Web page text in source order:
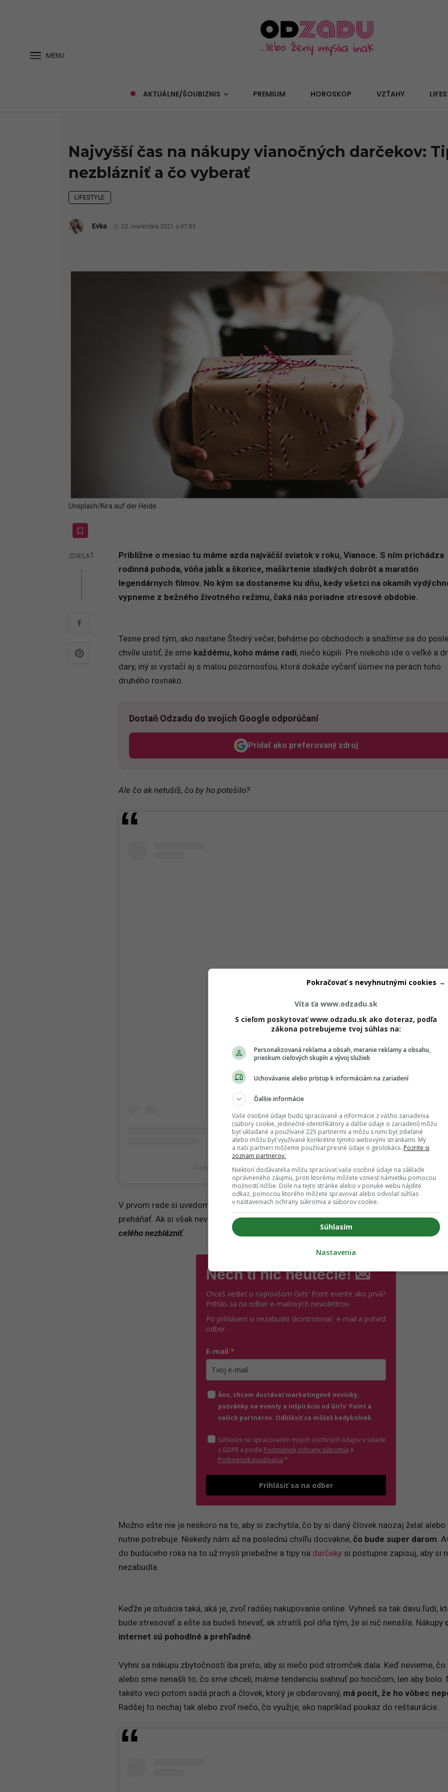
MENU
AKTUÁLNE/ŠOUBIZNIS PREMIUM HOROSKOP VZŤAHY
Najvyšší čas na nákupy vianočných darčekov:
nezblázniť a čo vyberať
LIFESTYLE
Evka 22. novembra 2021 o 07:05
Unsplash/Kira auf der Heide
ZDIEĽAŤ
Približne o mesiac tu máme azda najväčší sviatok v roku, Vianoce. S ním prichádza
rodinná pohoda, vôňa jabĺk a škorice, maškrtenie sladkých dobrôt a maratón
legendárnych filmov. No kým sa dostaneme ku dňu, kedy všetci na okamih
vypneme z bežného životného režimu, čaká nás poriadne stresové obdobie.
Tesne pred tým, ako nastane Štedrý večer, beháme po obchodoch a snažíme sa do
chvíle uistiť, že sme každému, koho máme radi, niečo kúpili. Pre niekoho ide o veľké a
dary, iný si vystačí aj s malou pozornosťou, ktorá dokáže vyčariť úsmev na perách toho
druhého rovnako.
Dostaň Odzadu do svojich Google odporúčaní
Pridať ako preferovaný zdroj
Odzadu, odkaz sa otvorí v novom okne
Ale čo ak netušíš, čo by ho potešilo?
View this post on Instagram
A post shared by Melanade Beauty (@melanade_beauty)
V prvom rade si uvedom, že celý tento sviatok nie je odarčekocha naozaj to s nimi
preháňať. Ak si však nevieš dať rady ani s jedným, máme pre tebazopár tipov, ako sa z
celého nezblázniť.
Nech ti nič neutečie! 💌
Chceš vedieť o najnovšom Girls' Point evente ako prvá?
Prihlás sa na odber e-mailových newslettrov.
Po prihlásení si nezabudni skontrolovať e-mail a potvrď
odber.
E-mail *
Áno, chcem dostávať marketingové novinky,
pozvánky na eventy a inšpiráciu od Girls' Point a
vašich partnerov. Odhlásiť sa môžeš kedykoľvek.
Súhlasím so spracovaním mojich osobných údajov v súlade
s GDPR a podľa Podmienok ochrany súkromia (otvorí sa v novom okne)
a
Podmienok používania(otvorí sa v novom okne)
.*
Prihlásiť sa na odber
Možno ešte nie je neskoro na to, aby si zachytila, čo by si daný človek naozaj želal alebo
nutne potrebuje. Niekedy nám až na poslednú chvíľu docvakne, čo bude super darom.
do budúceho roka na to už mysli priebežne a tipy na darčeky si postupne zapisuj, aby si
nezabudla.
Keďže je situácia taká, aká je, zvoľ radšej nakupovanie online. Vyhneš sa tak davu ľudí,
bude stresovať a ešte sa budeš hnevať, ak stratíš pol dňa tým, že si nič nenašla. Nákupy
internet sú pohodlné a prehľadné
Vyhni sa nákupu zbytočností iba preto, aby si niečo pod stromček dala. Keď nevieme, čo
alebo sme nenašli to, čo sme chceli, máme tendenciu siahnuť po hocičom, len aby bolo.
takéto veci potom sadá prach a človek, ktorý je obdarovaný, má pocit, že ho vôbec
Radšej to nechaj tak alebo zvoľ niečo, čo využije, ako napríklad poukaz do reštaurácie.
Víta ťa www.odzadu.sk
S cieľom poskytovať www.odzadu.sk ako doteraz, podľa
zákona potrebujeme tvoj súhlas na:
Personalizovaná reklama a obsah, meranie reklamy a obsahu,
prieskum cieľových skupín a vývoj služieb
Uchovávanie alebo prístup k informáciám na zariadení
Ďalšie informácie
Vaše osobné údaje budú spracúvané a informácie z vášho zariadenia
(súbory cookie, jedinečné identifikátory a ďalšie údaje o zariadení) môžu
byť ukladané a používané 225 partnermi a môžu s nimi byť zdieľané
alebo môžu byť využívané konkrétne týmito webovými stránkami. My
a naši partneri môžeme používať presné údaje o geolokácii. Pozrite si
zoznam partnerov.
Niektorí dodávatelia môžu spracúvať vaše osobné údaje na základe
oprávneného záujmu, proti ktorému môžete vzniesť námietku pomocou
možností nižšie. Dole na tejto stránke alebo v ponuke webu nájdite
odkaz, pomocou ktorého môžete spravovať alebo odvolať súhlas
v nastaveniach ochrany súkromia a súborov cookie.
Súhlasím
Pokračovať s nevyhnutnými cookies →
Nastavenia